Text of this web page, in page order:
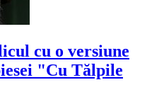
cu o versiune
"Cu Tălpile